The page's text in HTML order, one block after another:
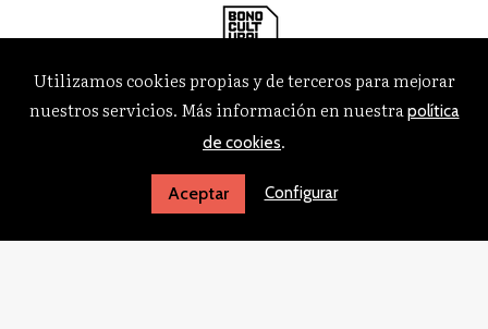
Utilizamos cookies propias y de terceros para mejorar
nuestros servicios. Más información en nuestrapolítica
de cookies.
Aceptar Configurar